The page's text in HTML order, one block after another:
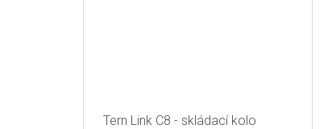
Tern Link C8 - skládací kolo